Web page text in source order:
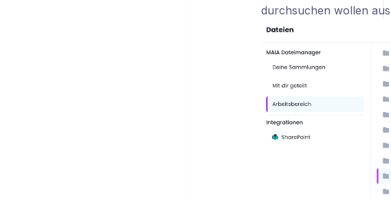
durchsuchen wollen